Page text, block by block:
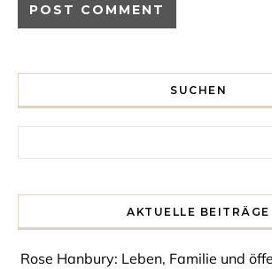
SUCHEN
AKTUELLE BEITRÄGE
Rose Hanbury: Leben, Familie und